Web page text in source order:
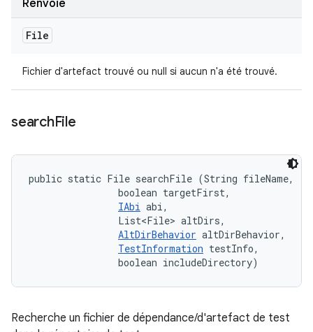
Renvoie
File
Fichier d'artefact trouvé ou null si aucun n'a été trouvé.
searchFile
public static File searchFile (String fileName,
                boolean targetFirst,
IAbi abi,
                List<File> altDirs,
AltDirBehavior altDirBehavior,
TestInformation testInfo,
                boolean includeDirectory)
Recherche un fichier de dépendance/d'artefact de test